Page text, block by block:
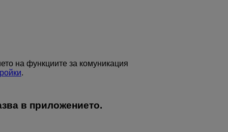
на функциите за комуникация
.
в приложението.